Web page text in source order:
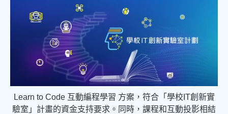
Learn to Code 互動編程學習 方案，符合「學校IT創新實
驗室」計畫的資金支持要求。同時，課程和互動投影相結